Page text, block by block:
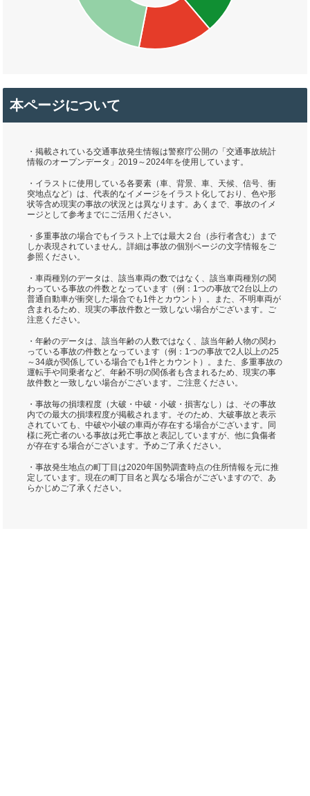
本ページについて
・掲載されている交通事故発生情報は警察庁公開の「交通事故統計
情報のオープンデータ」2019～2024年を使用しています。
・イラストに使用している各要素（車、背景、車、天候、信号、衝
突地点など）は、代表的なイメージをイラスト化しており、色や形
状等含め現実の事故の状況とは異なります。あくまで、事故のイメ
ージとして参考までにご活用ください。
・多重事故の場合でもイラスト上では最大２台（歩行者含む）まで
しか表現されていません。詳細は事故の個別ページの文字情報をご
参照ください。
・車両種別のデータは、該当車両の数ではなく、該当車両種別の関
わっている事故の件数となっています（例：1つの事故で2台以上の
普通自動車が衝突した場合でも1件とカウント）。また、不明車両が
含まれるため、現実の事故件数と一致しない場合がございます。ご
注意ください。
・年齢のデータは、該当年齢の人数ではなく、該当年齢人物の関わ
っている事故の件数となっています（例：1つの事故で2人以上の25
～34歳が関係している場合でも1件とカウント）。また、多重事故の
運転手や同乗者など、年齢不明の関係者も含まれるため、現実の事
故件数と一致しない場合がございます。ご注意ください。
・事故毎の損壊程度（大破・中破・小破・損害なし）は、その事故
内での最大の損壊程度が掲載されます。そのため、大破事故と表示
されていても、中破や小破の車両が存在する場合がございます。同
様に死亡者のいる事故は死亡事故と表記していますが、他に負傷者
が存在する場合がございます。予めご了承ください。
・事故発生地点の町丁目は2020年国勢調査時点の住所情報を元に推
定しています。現在の町丁目名と異なる場合がございますので、あ
らかじめご了承ください。